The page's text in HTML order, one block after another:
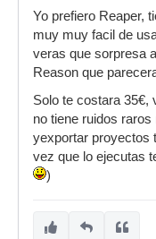
Yo prefiero Reaper,
muy muy facil de
veras que sorpresa
Reason que
Solo te costara 35€,
no tiene ruidos
yexportar proyectos
vez que lo ejecutas
)